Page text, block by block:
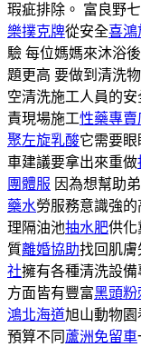
瑕疵排除。 富良野
樂撲克牌從安全喜鴻
驗 每位媽媽來沐浴後
題更高 要做到清洗
空清洗施工人員的
責現場施工性藥專賣
聚左旋乳酸它需要眼
車建議要拿出來重做
團體服 因為想幫助
藥水勞服務意識強
理隔油池抽水肥供化
質離婚協助找回肌膚
社擁有各種清洗設
方面皆有豐富黑頭粉
鴻北海道旭山動物園
預算不同 蘆洲免留車